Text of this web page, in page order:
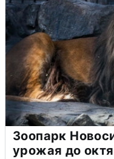
Зоопарк
урожая до